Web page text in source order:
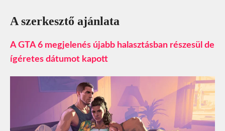
A szerkesztő ajánlata
A GTA 6 megjelenés újabb halasztásban részesül de
ígéretes dátumot kapott